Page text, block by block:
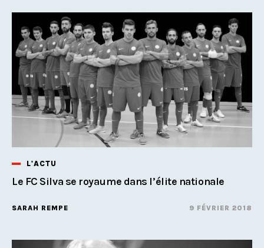
L'ACTU
Le FC Silva se royaume dans l’élite nationale
SARAH REMPE 9 FÉVRIER 2018